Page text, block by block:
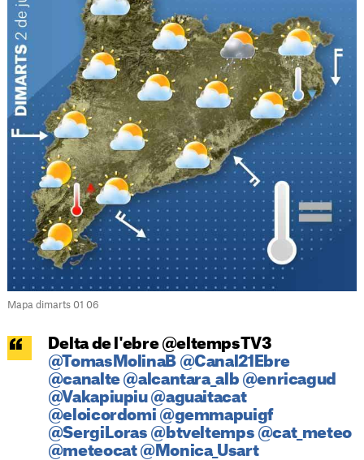
Mapa dimarts 01 06
Delta de l'ebre @eltempsTV3
@TomasMolinaB @Canal21Ebre
@canalte @alcantara_alb @enricagud
@Vakapiupiu @aguaitacat
@eloicordomi @gemmapuigf
@SergiLoras @btveltemps @cat_meteo
@meteocat @Monica_Usart